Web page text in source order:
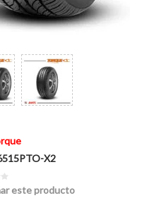
X2
este producto